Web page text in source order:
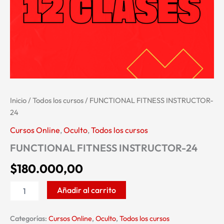
Inicio/Todos los cursos/ FUNCTIONAL FITNESS INSTRUCTOR-
24
Cursos Online, Oculto, Todos los cursos
FUNCTIONAL FITNESS INSTRUCTOR-24
$180.000,00
Añadir al carrito
Categorías: Cursos Online, Oculto, Todos los cursos